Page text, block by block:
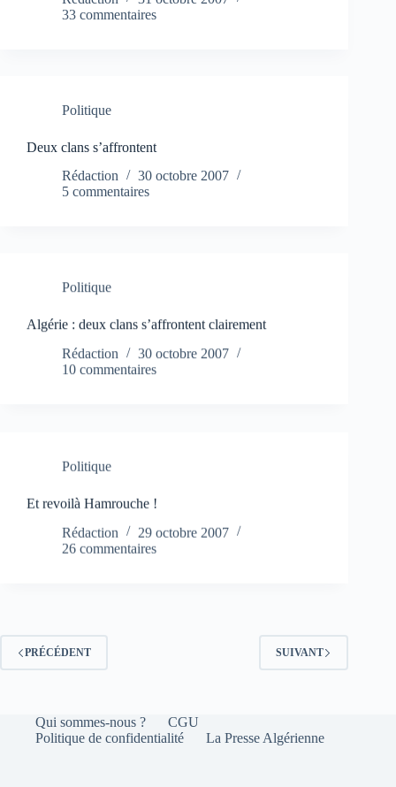
33 commentaires
Politique
Deux clans s’affrontent
Rédaction
30 octobre 2007
5 commentaires
Politique
Algérie : deux clans s’affrontent clairement
Rédaction
30 octobre 2007
10 commentaires
Politique
Et revoilà Hamrouche !
Rédaction
29 octobre 2007
26 commentaires
PRÉCÉDENT SUIVANT
Qui sommes-nous ?
CGU
Politique de confidentialité
La Presse Algérienne